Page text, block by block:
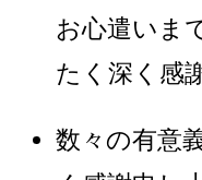
お心遣いま
たく深く感
数々の有意